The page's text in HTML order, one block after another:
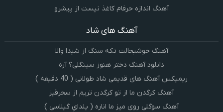
آهنگ اندازه حرفام کاغذ نیست از پیشرو
آهنگ های شاد
آهنگ خوشبحالت تکه سنگ از شیدا والا
دانلود آهنگ دختر هنوز سینگلی؟ آره
ریمیکس آهنگ های قدیمی شاد طولانی ( 40 دقیقه )
آهنگ کرگدن ما از تو کرگدن تریم از سحرقیز
آهنگ سوگلی روی میز ما اناره ( یلدایِ گیلاسی )